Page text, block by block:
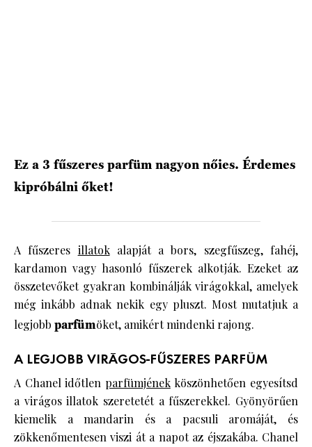
Ez a 3 fűszeres parfüm nagyon nőies. Érdemes
kipróbálni őket!
A fűszeres illatokalapját a bors, szegfűszeg, fahéj,
kardamon vagy hasonló fűszerek alkotják. Ezeket az
összetevőket gyakran kombinálják virágokkal, amelyek
még inkább adnak nekik egy pluszt. Most mutatjuk a
legjobb parfümöket, amikért mindenki rajong.
A LEGJOBB VIRÁGOS-FŰSZERES PARFÜM
A Chanel időtlen parfümjénekköszönhetően egyesítsd
a virágos illatok szeretetét a fűszerekkel. Gyönyörűen
kiemelik a mandarin és a pacsuli aromáját, és
zökkenőmentesen viszi át a napot az éjszakába. Chanel